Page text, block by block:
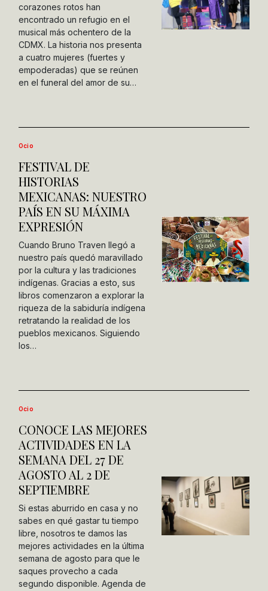
corazones rotos han
encontrado un refugio en el
musical más ochentero de la
CDMX. La historia nos presenta
a cuatro mujeres (fuertes y
empoderadas) que se reúnen
en el funeral del amor de su…
Ocio
FESTIVAL DE
HISTORIAS
MEXICANAS: NUESTRO
PAÍS EN SU MÁXIMA
EXPRESIÓN
Cuando Bruno Traven llegó a
nuestro país quedó maravillado
por la cultura y las tradiciones
indígenas. Gracias a esto, sus
libros comenzaron a explorar la
riqueza de la sabiduría indígena
retratando la realidad de los
pueblos mexicanos. Siguiendo
los…
Ocio
CONOCE LAS MEJORES
ACTIVIDADES EN LA
SEMANA DEL 27 DE
AGOSTO AL 2 DE
SEPTIEMBRE
Si estas aburrido en casa y no
sabes en qué gastar tu tiempo
libre, nosotros te damos las
mejores actividades en la última
semana de agosto para que le
saques provecho a cada
segundo disponible. Agenda de